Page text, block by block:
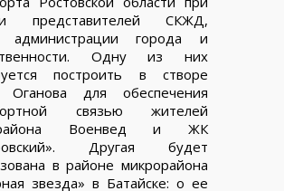
представителей СКЖД,
города и
Одну из них
построить в створе
Оганова для обеспечения
связью жителей
Военвед и ЖК
Другая будет
в районе микрорайона
звезда» в Батайске: о ее